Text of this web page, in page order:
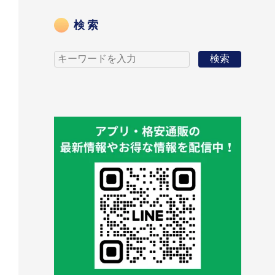
検索
検索